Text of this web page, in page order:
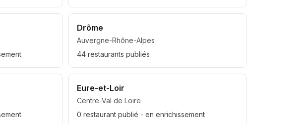
Drôme
Auvergne-Rhône-Alpes
44 restaurants publiés
Eure-et-Loir
Centre-Val de Loire
0 restaurant publié - en enrichissement